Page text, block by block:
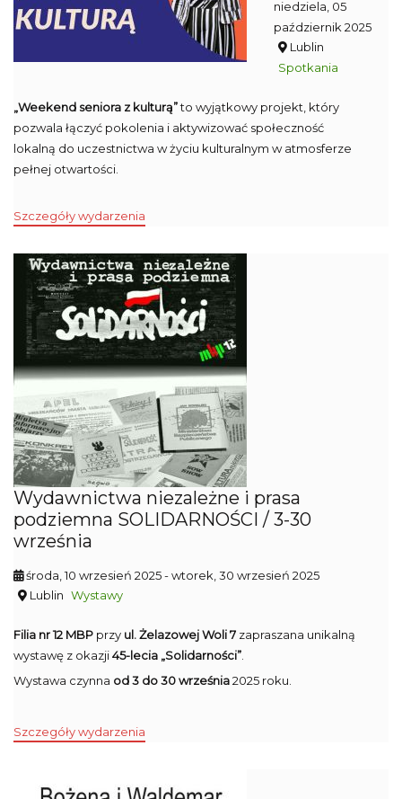
niedziela, 05
październik 2025
Lublin
Spotkania
„Weekend seniora z kulturą”to wyjątkowy projekt, który
pozwala łączyć pokolenia i aktywizować społeczność
lokalną do uczestnictwa w życiu kulturalnym w atmosferze
pełnej otwartości.
Szczegóły wydarzenia
Wydawnictwa niezależne i prasa
podziemna SOLIDARNOŚCI / 3-30
września
środa, 10 wrzesień 2025- wtorek, 30 wrzesień 2025
Lublin Wystawy
Filia nr 12 MBP przy ul. Żelazowej Woli 7 zapraszana unikalną
wystawę z okazji45-lecia „Solidarności”
Wystawa czynna od 3 do 30 września2025 roku.
Szczegóły wydarzenia